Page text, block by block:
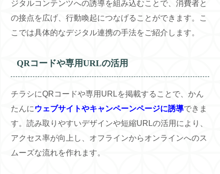
ジタルコンテンツへの誘導を組み込むことで、消費者と
の接点を広げ、行動喚起につなげることができます。こ
こでは具体的なデジタル連携の手法をご紹介します。
QRコードや専用URLの活用
チラシにQRコードや専用URLを掲載することで、かん
たんに ウェブサイトやキャンペーンページに誘導できま
す。読み取りやすいデザインや短縮URLの活用により、
アクセス率が向上し、オフラインからオンラインへのス
ムーズな流れを作れます。